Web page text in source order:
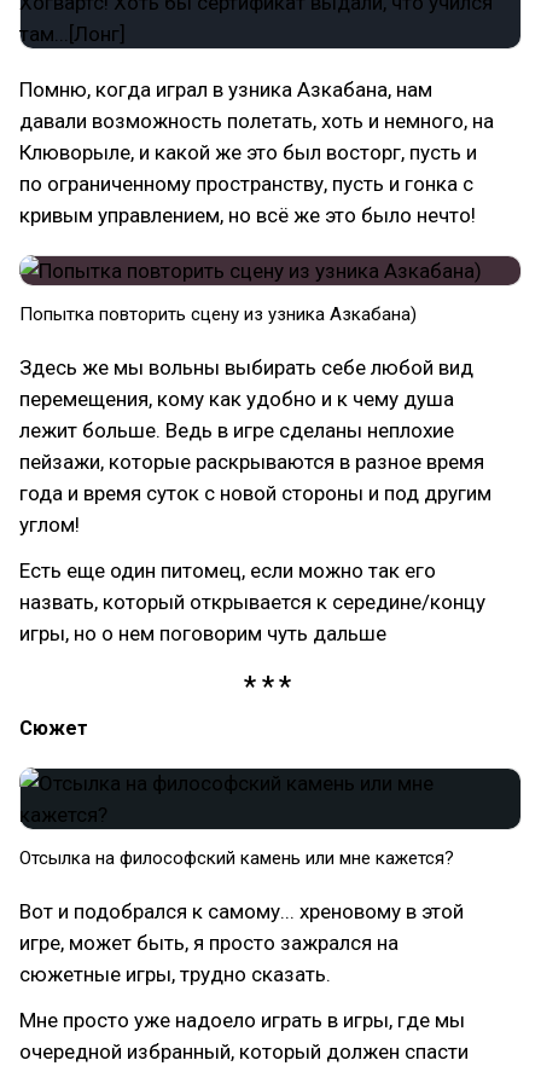
Помню, когда играл в узника Азкабана, нам
давали возможность полетать, хоть и немного, на
Клюворыле, и какой же это был восторг, пусть и
по ограниченному пространству, пусть и гонка с
кривым управлением, но всё же это было нечто!
Попытка повторить сцену из узника Азкабана)
Здесь же мы вольны выбирать себе любой вид
перемещения, кому как удобно и к чему душа
лежит больше. Ведь в игре сделаны неплохие
пейзажи, которые раскрываются в разное время
года и время суток с новой стороны и под другим
углом!
Есть еще один питомец, если можно так его
назвать, который открывается к середине/концу
игры, но о нем поговорим чуть дальше
Сюжет
Отсылка на философский камень или мне кажется?
Вот и подобрался к самому... хреновому в этой
игре, может быть, я просто зажрался на
сюжетные игры, трудно сказать.
Мне просто уже надоело играть в игры, где мы
очередной избранный, который должен спасти